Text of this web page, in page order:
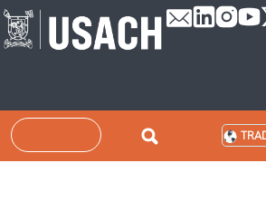
Passar para o conteúdo principal
Pesquisar